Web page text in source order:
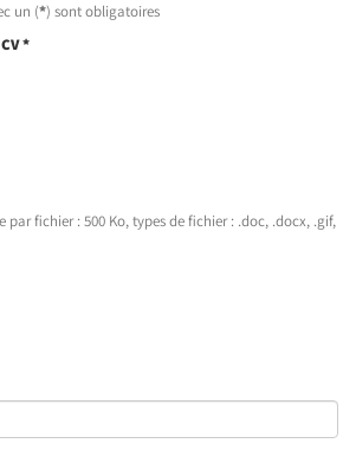
un (*) sont obligatoires
*
fichier : 500 Ko, types de fichier : .doc, .docx, .gif,